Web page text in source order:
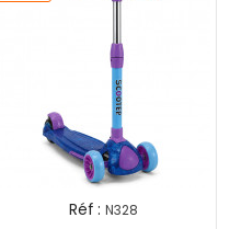
Réf : N328